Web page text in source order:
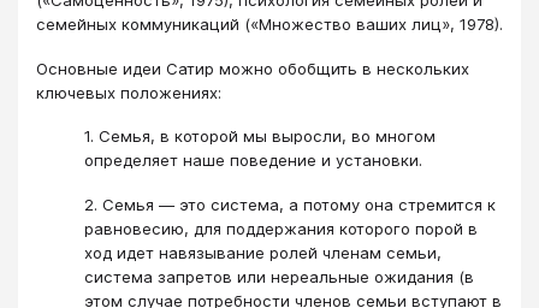
семейных коммуникаций («Множество ваших лиц», 1978).
Основные идеи Сатир можно обобщить в нескольких
ключевых положениях:
1. Семья, в которой мы выросли, во многом
определяет наше поведение и установки.
2. Семья — это система, а потому она стремится к
равновесию, для поддержания которого порой в
ход идет навязывание ролей членам семьи,
система запретов или нереальные ожидания (в
этом случае потребности членов семьи вступают в